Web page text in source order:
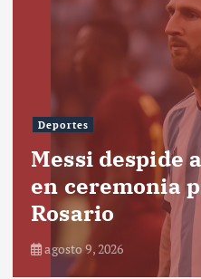
Deportes
Messi despide
en ceremonia
Rosario
agosto 9, 2026